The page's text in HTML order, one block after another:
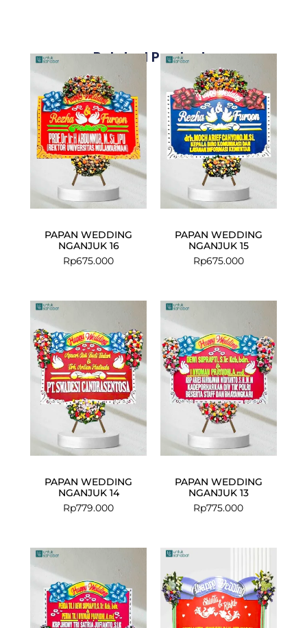
Related Products
PAPAN WEDDING
NGANJUK 16
Rp675.000
PAPAN WEDDING
NGANJUK 15
Rp675.000
PAPAN WEDDING
NGANJUK 14
Rp779.000
PAPAN WEDDING
NGANJUK 13
Rp775.000